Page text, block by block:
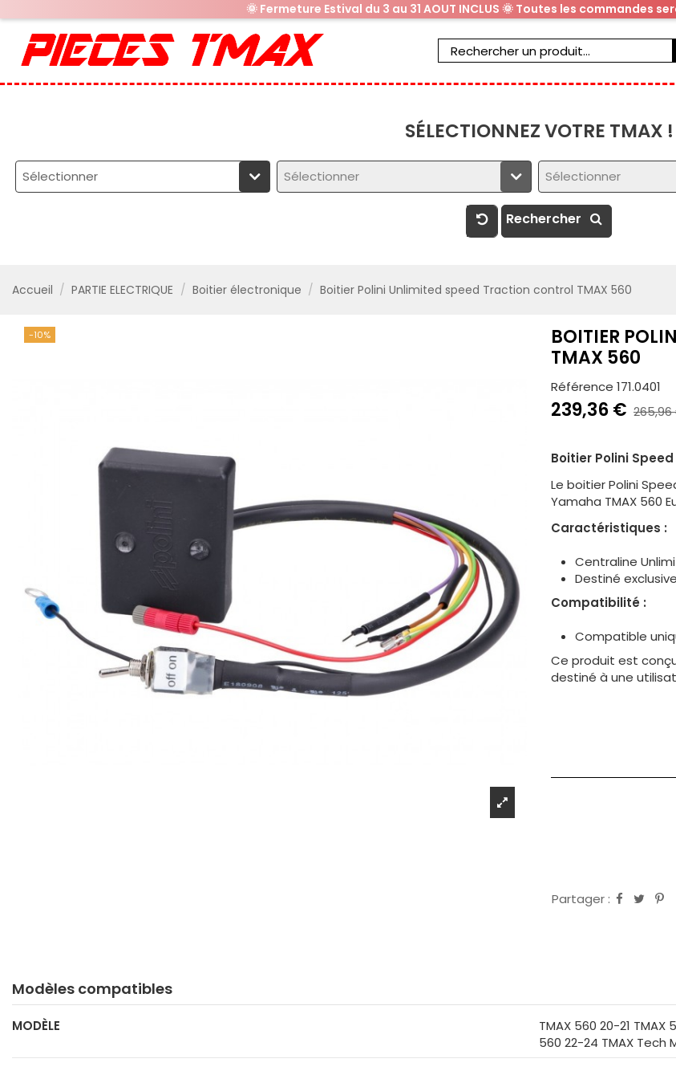
🌞 Fermeture Estival du 3 au 31 AOUT INCLUS 🌞 Toutes les commandes
SÉLECTIONNEZ VOTRE TMAX !
Sélectionner Sélectionner Sélectionner
Rechercher
Accueil PARTIE ELECTRIQUE Boitier électronique Boitier Polini Unlimited speed Traction control TMAX 560
-10%
BOITIER
TMAX 560
Référence 171.0401
239,36 €
Boitier Polini
Le boitier Polini
Yamaha TMAX 560
Caractéristiques :
Centraline
Destiné
Compatibilité :
Compatible
Ce produit est
destiné à une
Partager :
Modèles compatibles
MODÈLE
TMAX 560 20-21 TMAX
560 22-24 TMAX Tech